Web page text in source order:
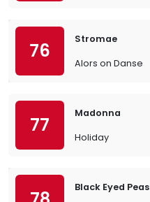
76
Stromae
Alors on Danse
77
Madonna
Holiday
Black Eyed Peas